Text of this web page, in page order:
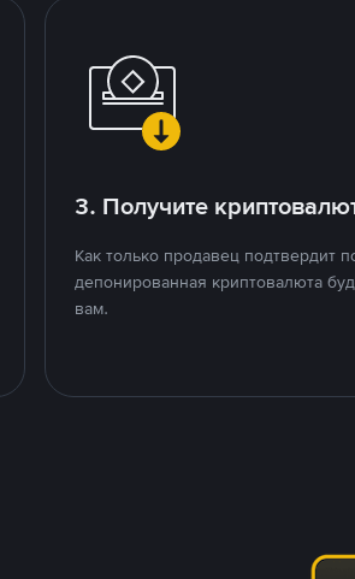
3. Получите
Как только продавец подтвердит
депонированная криптовалюта
вам.